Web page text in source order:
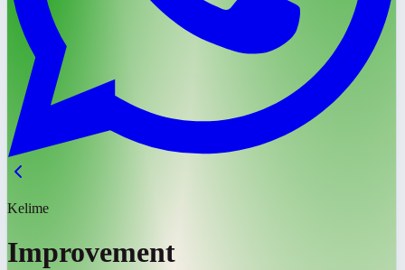
Kelime
Improvement